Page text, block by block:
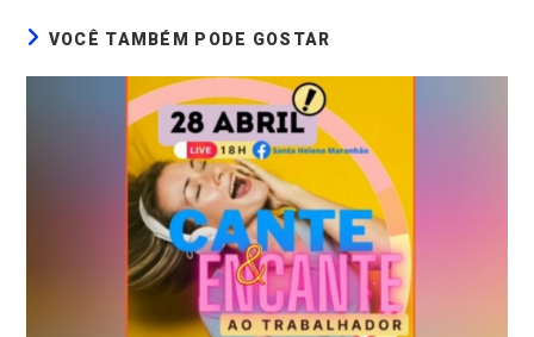
VOCÊ TAMBÉM PODE GOSTAR